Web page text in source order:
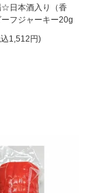
☆日本酒入り（香
フジャーキー20g
1,512円)